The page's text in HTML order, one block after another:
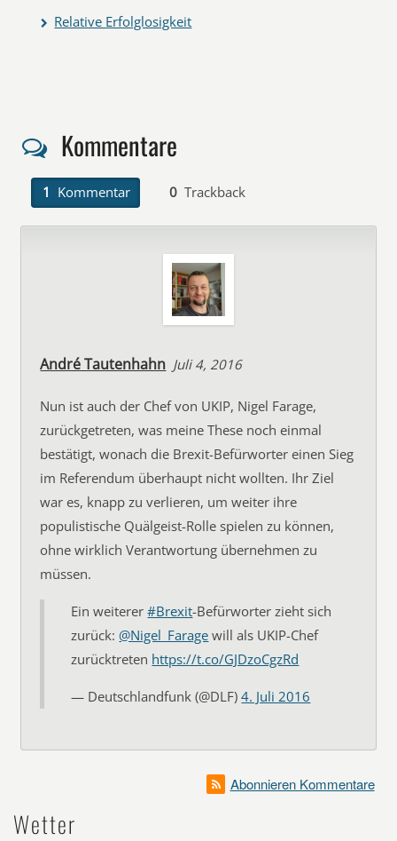
Relative Erfolglosigkeit
Kommentare
1 Kommentar 0 Trackback
André Tautenhahn Juli 4, 2016
Nun ist auch der Chef von UKIP, Nigel Farage,
zurückgetreten, was meine These noch einmal
bestätigt, wonach die Brexit-Befürworter einen Sieg
im Referendum überhaupt nicht wollten. Ihr Ziel
war es, knapp zu verlieren, um weiter ihre
populistische Quälgeist-Rolle spielen zu können,
ohne wirklich Verantwortung übernehmen zu
müssen.
Ein weiterer#Brexit-Befürworter zieht sich
zurück:@Nigel_Farage will als UKIP-Chef
zurücktreten https://t.co/GJDzoCgzRd
— Deutschlandfunk (@DLF)4. Juli 2016
Abonnieren Kommentare
Wetter